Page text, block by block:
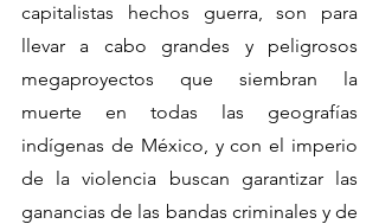
capitalistas hechos guerra, son para
llevar a cabo grandes y peligrosos
megaproyectos que siembran la
muerte en todas las geografías
indígenas de México, y con el imperio
de la violencia buscan garantizar las
ganancias de las bandas criminales y de